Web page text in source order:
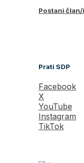
Postani član/
Prati SDP
Facebook
X
YouTube
Instagram
TikTok